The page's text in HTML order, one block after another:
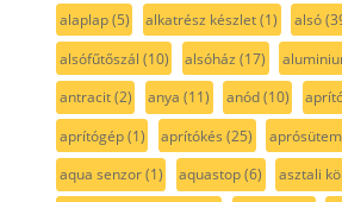
alaplap(5) alkatrész készlet(1) alsó
alsófűtőszál (10) alsóház (17)
antracit(2) anya (11) anód(10)
aprítógép(1) aprítókés (25)
aqua senzor(1) aquastop(6) asztali